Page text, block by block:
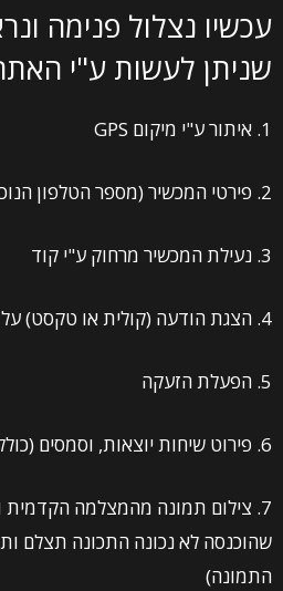
עכשיו נצלול פנימה
שניתן לעשות ע"י
1. איתור ע"י מיקום GPS
2. פירטי המכשיר (מספר הטלפון הנוכחי שלו וכו')
3. נעילת המכשיר מרחוק ע"י קוד
4. הצגת הודעה (קולית או טקסט) על המכשיר.
5. הפעלת הזעקה
6. פירוט שיחות יוצאות, וסמסים (כולל מספרי טלפון)
7. צילום תמונה מהמצלמה הקדמית
שהוכנסה לא נכונה התכונה תצלם
התמונה)